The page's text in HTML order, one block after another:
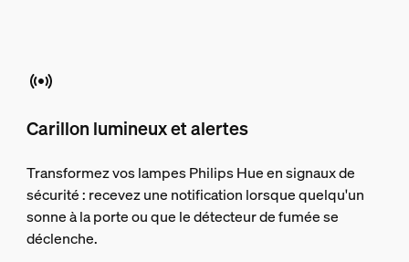
Carillon lumineux et alertes
Transformez vos lampes Philips Hue en signaux de
sécurité : recevez une notification lorsque quelqu'un
sonne à la porte ou que le détecteur de fumée se
déclenche.